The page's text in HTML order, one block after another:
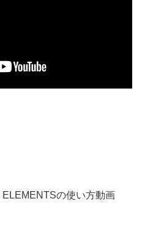
の使い方動画